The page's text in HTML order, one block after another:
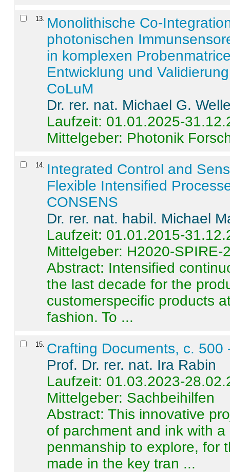
13
Monolithische Co-
photonischen
in komplexen
Entwicklung und
CoLuM
Dr. rer. nat. Michael G.
Laufzeit: 01.01.2025-
Mittelgeber: Photonik
14
Integrated Control and
Flexible Intensified
CONSENS
Dr. rer. nat. habil. Michael
Laufzeit: 01.01.2015-
Mittelgeber: H2020-SPIRE-
Abstract: Intensified
the last decade for the
customerspecific products
fashion. To ...
15 Crafting Documents, c. 500
Prof. Dr. rer. nat. Ira Rabin
Laufzeit: 01.03.2023-
Mittelgeber: Sachbeihilfen
Abstract:This innovative
of parchment and ink with
penmanship to explore, for
made in the key tran ...